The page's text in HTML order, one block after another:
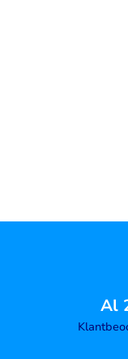
Al